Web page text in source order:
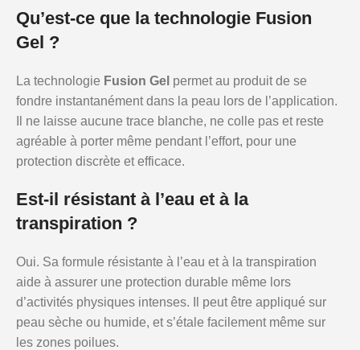
Qu’est-ce que la technologie Fusion
Gel ?
La technologie Fusion Gel permet au produit de se
fondre instantanément dans la peau lors de l’application.
Il ne laisse aucune trace blanche, ne colle pas et reste
agréable à porter même pendant l’effort, pour une
protection discrète et efficace.
Est-il résistant à l’eau et à la
transpiration ?
Oui. Sa formule résistante à l’eau et à la transpiration
aide à assurer une protection durable même lors
d’activités physiques intenses. Il peut être appliqué sur
peau sèche ou humide, et s’étale facilement même sur
les zones poilues.